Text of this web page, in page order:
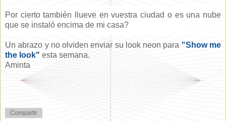
Por cierto también llueve en vuestra ciudad o es una nube
que se instaló encima de mi casa?
Un abrazo y no olviden enviar su look neon para "Show me
the look" esta semana.
Aminta
Compartir